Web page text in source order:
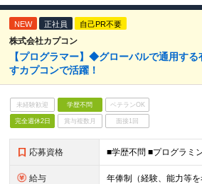
NEW 正社員 自己PR不要
株式会社カプコン
【プログラマー】◆グローバルで通用す
すカプコンで活躍！
未経験歓迎 学歴不問 ベテランOK
完全週休2日 賞与複数月 面接1回
応募資格
給与